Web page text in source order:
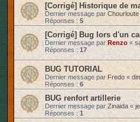
[Corrigé] Historique de
Dernier message par Chourloute
Réponses : 5
[Corrigé] Bug lors d'un
Dernier message parRenzo «
Réponses : 17
BUG TUTORIAL
Dernier message par Fredo«
Réponses : 6
BUG renfort artillerie
Dernier message parZinaida«
Réponses : 1